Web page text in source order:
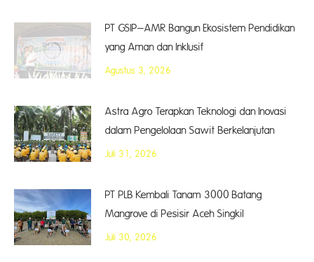
PT GSIP–AMR Bangun Ekosistem Pendidikan
yang Aman dan Inklusif
Agustus 3, 2026
Astra Agro Terapkan Teknologi dan Inovasi
dalam Pengelolaan Sawit Berkelanjutan
Juli 31, 2026
PT PLB Kembali Tanam 3000 Batang
Mangrove di Pesisir Aceh Singkil
Juli 30, 2026